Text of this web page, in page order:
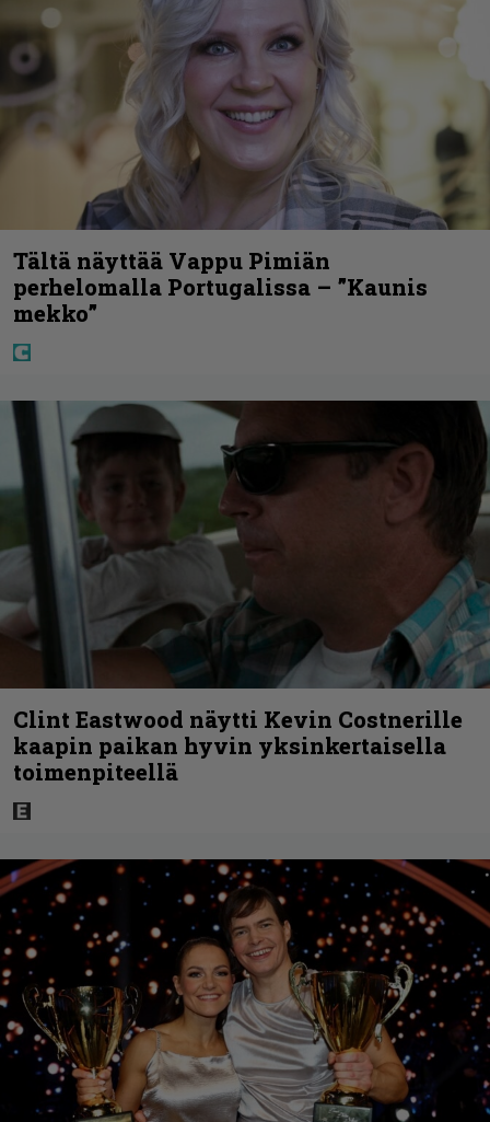
Tältä näyttää Vappu Pimiän
perhelomalla Portugalissa – ”Kaunis
mekko”
Clint Eastwood näytti Kevin Costnerille
kaapin paikan hyvin yksinkertaisella
toimenpiteellä